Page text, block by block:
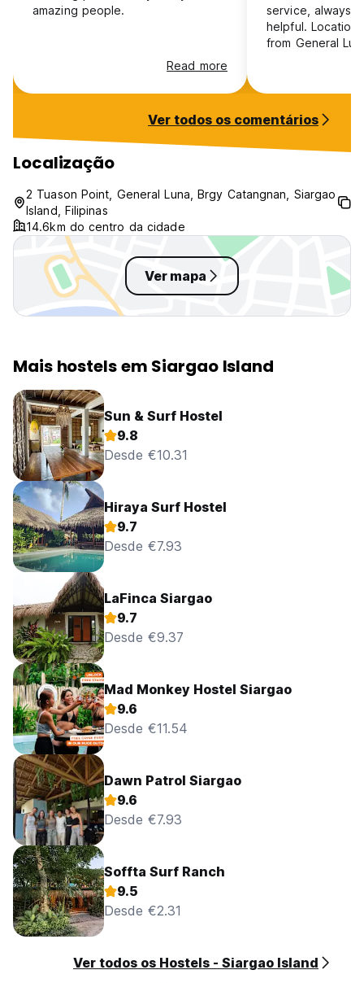
amazing people.
Read more
service, always
helpful. Location
from General
have leave
Cant wait to stay
Ver todos os comentários
Localização
2 Tuason Point, General Luna, Brgy Catangnan, Siargao
Island, Filipinas
14.6km do centro da cidade
Ver mapa
Mais hostels em Siargao Island
Sun & Surf Hostel
9.8
Desde €10.31
Hiraya Surf Hostel
9.7
Desde €7.93
LaFinca Siargao
9.7
Desde €9.37
Mad Monkey Hostel Siargao
9.6
Desde €11.54
Dawn Patrol Siargao
9.6
Desde €7.93
Soffta Surf Ranch
9.5
Desde €2.31
Ver todos os Hostels - Siargao Island